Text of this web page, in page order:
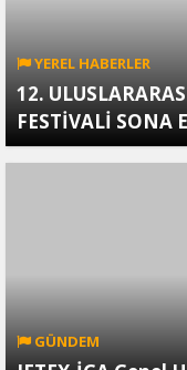
YEREL HABERLER
12.
FESTİVALİ SONA
GÜNDEM